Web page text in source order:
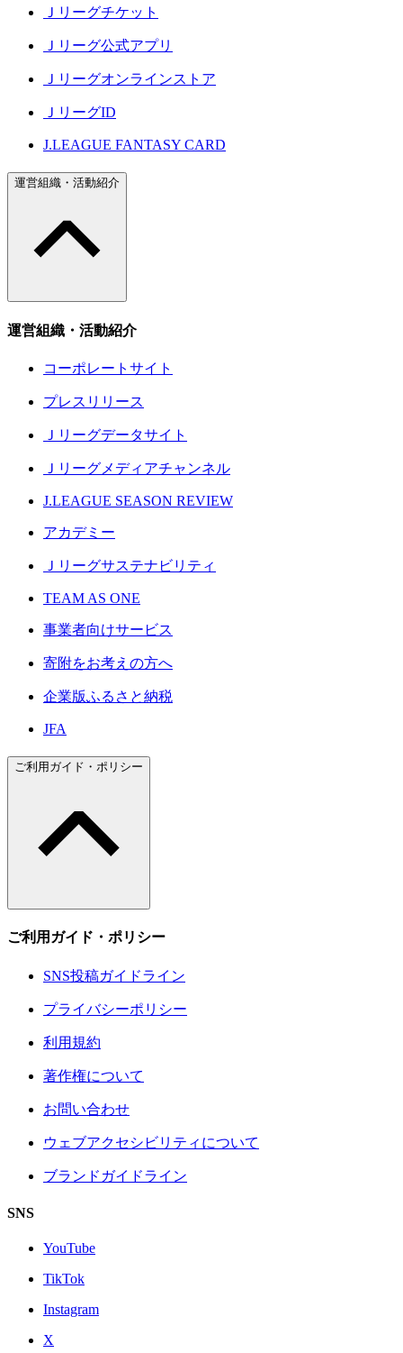
Ｊリーグチケット
Ｊリーグ公式アプリ
Ｊリーグオンラインストア
ＪリーグID
J.LEAGUE FANTASY CARD
運営組織・活動紹介
運営組織・活動紹介
コーポレートサイト
プレスリリース
Ｊリーグデータサイト
Ｊリーグメディアチャンネル
J.LEAGUE SEASON REVIEW
アカデミー
Ｊリーグサステナビリティ
TEAM AS ONE
事業者向けサービス
寄附をお考えの方へ
企業版ふるさと納税
JFA
ご利用ガイド・ポリシー
ご利用ガイド・ポリシー
SNS投稿ガイドライン
プライバシーポリシー
利用規約
著作権について
お問い合わせ
ウェブアクセシビリティについて
ブランドガイドライン
SNS
YouTube
TikTok
Instagram
X